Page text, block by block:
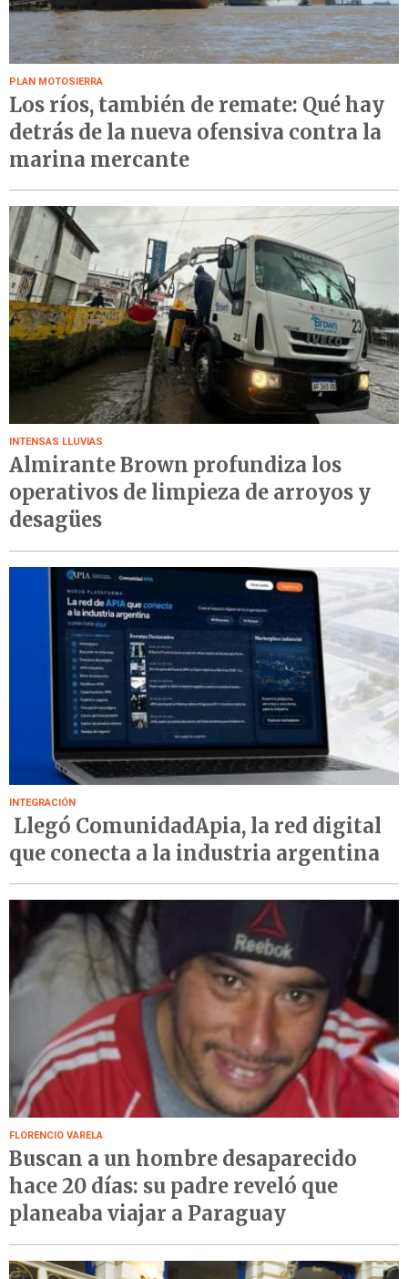
PLAN MOTOSIERRA
Los ríos, también de remate: Qué hay
detrás de la nueva ofensiva contra la
marina mercante
INTENSAS LLUVIAS
Almirante Brown profundiza los
operativos de limpieza de arroyos y
desagües
INTEGRACIÓN
Llegó ComunidadApia, la red digital
que conecta a la industria argentina
FLORENCIO VARELA
Buscan a un hombre desaparecido
hace 20 días: su padre reveló que
planeaba viajar a Paraguay